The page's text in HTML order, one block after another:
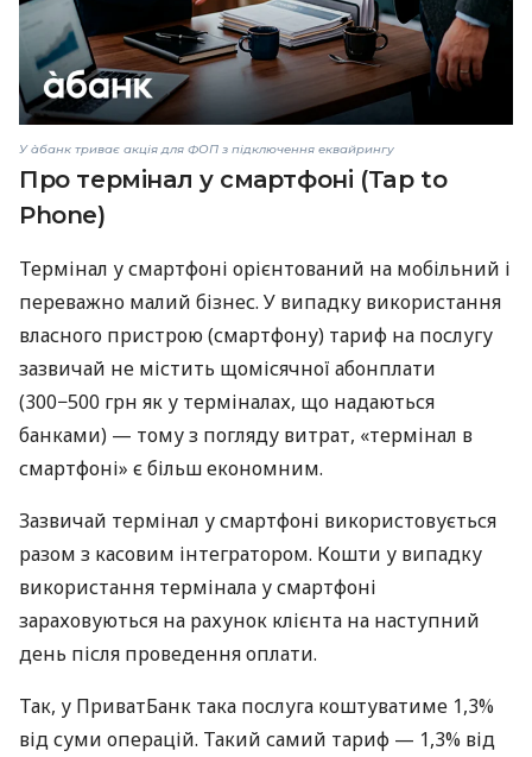
У àбанк триває акція для ФОП з підключення еквайрингу
Про термінал у смартфоні (Tap to
Phone)
Термінал у смартфоні орієнтований на мобільний і
переважно малий бізнес. У випадку використання
власного пристрою (смартфону) тариф на послугу
зазвичай не містить щомісячної абонплати
(300−500 грн як у терміналах, що надаються
банками) — тому з погляду витрат, «термінал в
смартфоні» є більш економним.
Зазвичай термінал у смартфоні використовується
разом з касовим інтегратором. Кошти у випадку
використання термінала у смартфоні
зараховуються на рахунок клієнта на наступний
день після проведення оплати.
Так, у ПриватБанк така послуга коштуватиме 1,3%
від суми операцій. Такий самий тариф — 1,3% від